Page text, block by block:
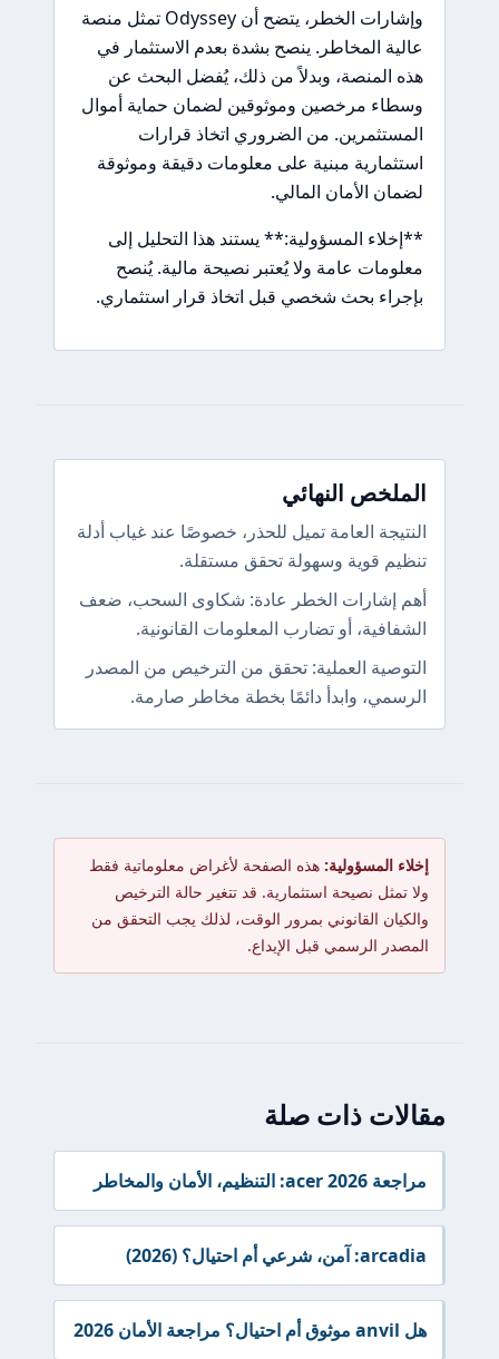
وإشارات الخطر، يتضح أن Odyssey تمثل منصة
عالية المخاطر. ينصح بشدة بعدم الاستثمار في
هذه المنصة، وبدلاً من ذلك، يُفضل البحث عن
وسطاء مرخصين وموثوقين لضمان حماية أموال
المستثمرين. من الضروري اتخاذ قرارات
استثمارية مبنية على معلومات دقيقة وموثوقة
لضمان الأمان المالي.
**إخلاء المسؤولية:** يستند هذا التحليل إلى
معلومات عامة ولا يُعتبر نصيحة مالية. يُنصح
بإجراء بحث شخصي قبل اتخاذ قرار استثماري.
الملخص النهائي
النتيجة العامة تميل للحذر، خصوصًا عند غياب أدلة
تنظيم قوية وسهولة تحقق مستقلة.
أهم إشارات الخطر عادة: شكاوى السحب، ضعف
الشفافية، أو تضارب المعلومات القانونية.
التوصية العملية: تحقق من الترخيص من المصدر
الرسمي، وابدأ دائمًا بخطة مخاطر صارمة.
إخلاء المسؤولية: هذه الصفحة لأغراض معلوماتية فقط
ولا تمثل نصيحة استثمارية. قد تتغير حالة الترخيص
والكيان القانوني بمرور الوقت، لذلك يجب التحقق من
المصدر الرسمي قبل الإيداع.
مقالات ذات صلة
مراجعة acer 2026: التنظيم، الأمان والمخاطر
arcadia: آمن، شرعي أم احتيال؟ (2026)
هل anvil موثوق أم احتيال؟ مراجعة الأمان 2026